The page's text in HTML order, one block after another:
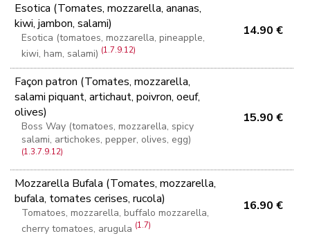
Esotica (Tomates, mozzarella, ananas,
kiwi, jambon, salami)
Esotica (tomatoes, mozzarella, pineapple,
kiwi, ham, salami) (1.7.9.12)
14.90 €
Façon patron (Tomates, mozzarella,
salami piquant, artichaut, poivron, oeuf,
olives)
Boss Way (tomatoes, mozzarella, spicy
salami, artichokes, pepper, olives, egg)
(1.3.7.9.12)
15.90 €
Mozzarella Bufala (Tomates, mozzarella,
bufala, tomates cerises, rucola)
Tomatoes, mozzarella, buffalo mozzarella,
cherry tomatoes, arugula (1.7)
16.90 €